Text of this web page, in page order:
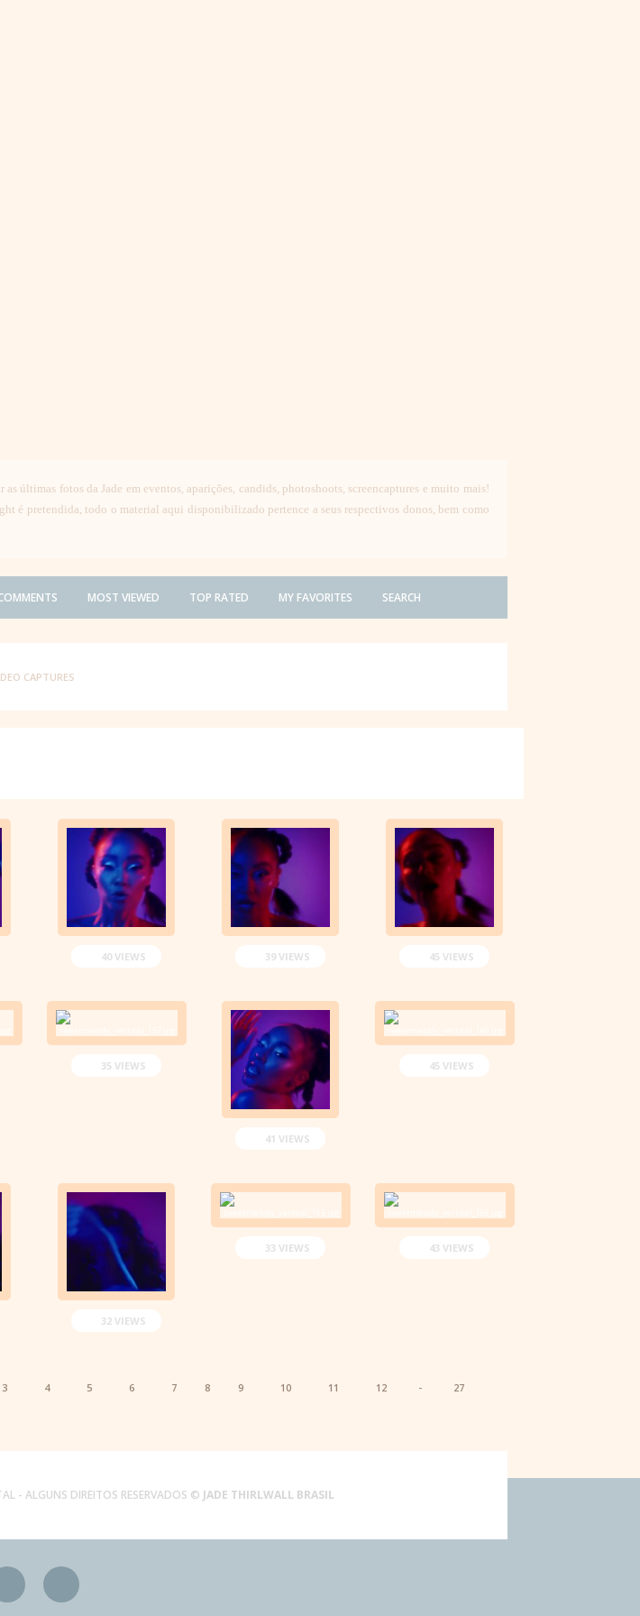
as últimas fotos da Jade em eventos, aparições, candids, photoshoots, screencaptures e muito mais!
é pretendida, todo o material aqui disponibilizado pertence a seus respectivos donos, bem como
MOST VIEWED TOP RATED MY FAVORITES SEARCH
CAPTURES
40 VIEWS 39 VIEWS 45 VIEWS
35 VIEWS
41 VIEWS
45 VIEWS
32 VIEWS
33 VIEWS 43 VIEWS
3 4 5 6 7 8 9 10 11 12 - 27
- ALGUNS DIREITOS RESERVADOS © JADE THIRLWALL BRASIL